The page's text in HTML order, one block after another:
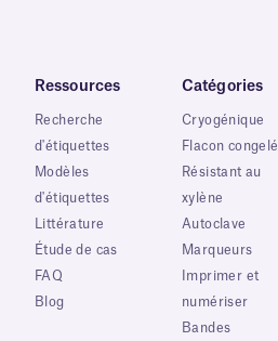
Ressources
Recherche
d'étiquettes
Modèles
d'étiquettes
Littérature
Étude de cas
FAQ
Blog
Catégories
Cryogénique
Flacon congelé
Résistant au
xylène
Autoclave
Marqueurs
Imprimer et
numériser
Bandes